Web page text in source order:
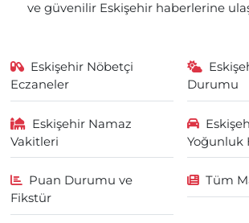
ve güvenilir Eskişehir haberlerine
Eskişehir Nöbetçi
Eczaneler
Durumu
Eskişehir Namaz
Vakitleri
Yoğunluk
Puan Durumu ve
Fikstür
Tüm